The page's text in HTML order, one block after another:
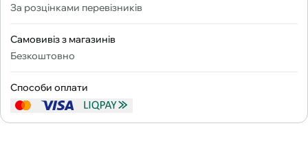
За розцінками перевізників
Самовивіз з магазинів
Безкоштовно
Способи оплати